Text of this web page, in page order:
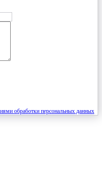
обработки персональных данных